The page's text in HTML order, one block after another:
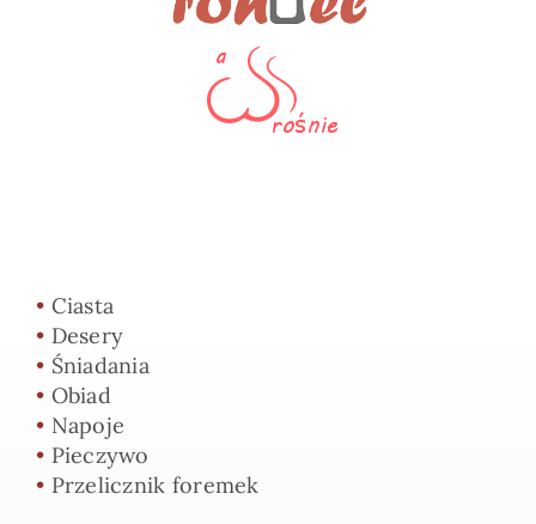
• Ciasta
• Desery
• Śniadania
• Obiad
• Napoje
• Pieczywo
• Przelicznik foremek